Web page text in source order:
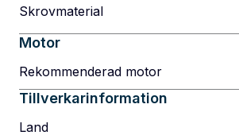
Skrovmaterial
Motor
Rekommenderad motor
Tillverkarinformation
Land